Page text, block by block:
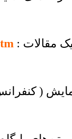
مقالات
(